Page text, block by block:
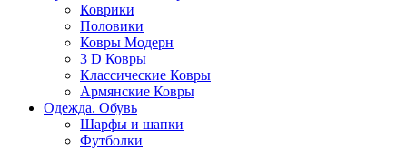
Коврики
Половики
Ковры Модерн
3 D Ковры
Классические Ковры
Армянские Ковры
Одежда. Обувь
Шарфы и шапки
Футболки